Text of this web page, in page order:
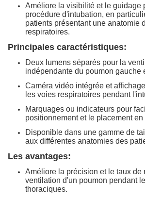
Améliore la visibilité et le guidage
procédure d'intubation, en
patients présentant une anatomie
respiratoires.
Principales caractéristiques:
Deux lumens séparés pour la
indépendante du poumon gauche
Caméra vidéo intégrée et
les voies respiratoires pendant
Marquages ou indicateurs pour
positionnement et le placement
Disponible dans une gamme de
aux différentes anatomies des
Les avantages:
Améliore la précision et le taux de
ventilation d'un poumon pendant
thoraciques.